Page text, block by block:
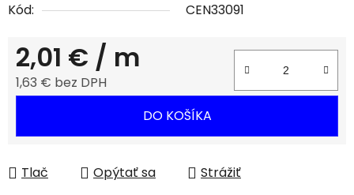
Kód:
CEN33091
2,01 € / m
1,63 € bez DPH
DO KOŠÍKA
Tlač Opýtať sa Strážiť